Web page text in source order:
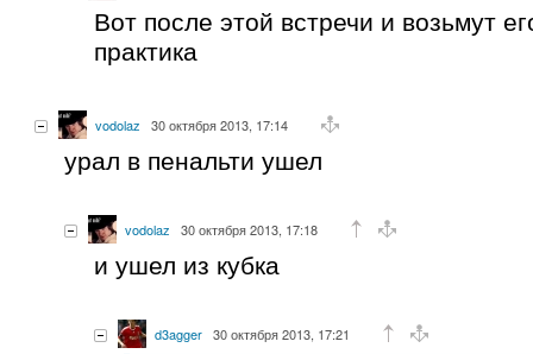
Вот после этой встречи и возьмут
практика
vodolaz 30 октября 2013, 17:14
урал в пенальти ушел
vodolaz 30 октября 2013, 17:18
и ушел из кубка
d3agger 30 октября 2013, 17:21